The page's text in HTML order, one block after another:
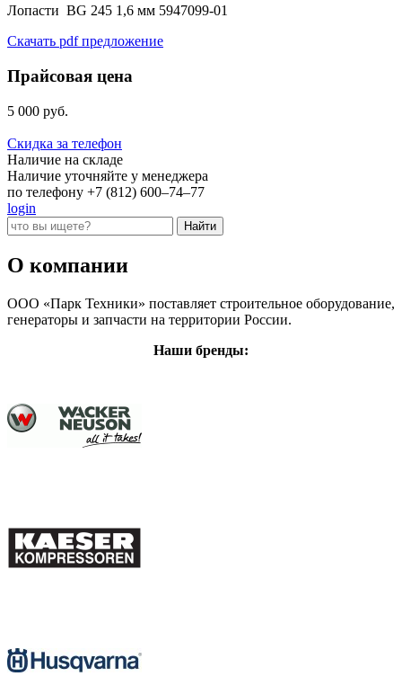
Лопасти BG 245 1,6 мм 5947099-01
Скачать pdf предложение
Прайсовая цена
5 000 руб.
Скидка за телефон
Наличие на складе
Наличие уточняйте у менеджера
по телефону +7 (812) 600–74–77
login
О компании
ООО «Парк Техники» поставляет строительное оборудование,
генераторы и запчасти на территории России.
Наши бренды: